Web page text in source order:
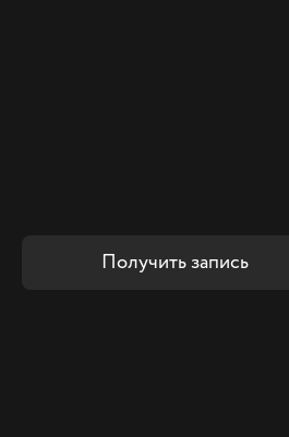
Получить запись